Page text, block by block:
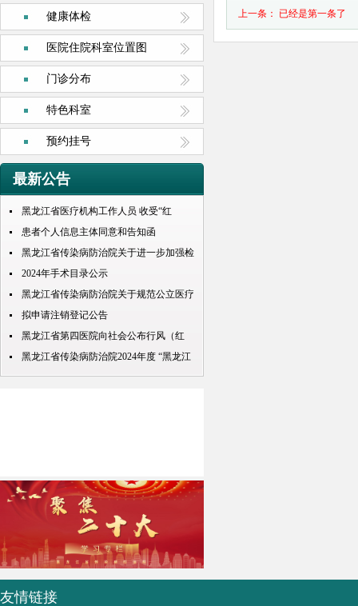
健康体检
医院住院科室位置图
门诊分布
特色科室
预约挂号
最新公告
黑龙江省医疗机构工作人员 收受“红
包”处理规定
患者个人信息主体同意和告知函
黑龙江省传染病防治院关于进一步加强检
查检验结果互认项目的公示
2024年手术目录公示
黑龙江省传染病防治院关于规范公立医疗
机构预交金管理工作实施情况的通知
拟申请注销登记公告
黑龙江省第四医院向社会公布行风（红
包） 问题投诉举报电话
黑龙江省传染病防治院2024年度 “黑龙江
人才周”公开招聘 拟录取人员名单公示
上一条： 已经是第一条了
友情链接